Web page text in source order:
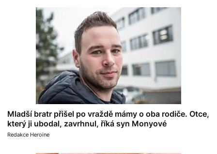
Mladší bratr přišel po vraždě mámy o oba rodiče. Otce,
který ji ubodal, zavrhnul, říká syn Monyové
Redakce Heroine